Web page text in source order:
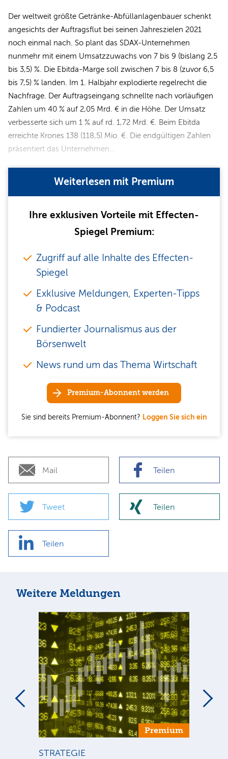
Der weltweit größte Getränke-Abfüllanlagenbauer schenkt
angesichts der Auftragsflut bei seinen Jahreszielen 2021
noch einmal nach. So plant das SDAX-Unternehmen
nunmehr mit einem Umsatzzuwachs von 7 bis 9 (bislang 2,5
bis 3,5) %. Die Ebitda-Marge soll zwischen 7 bis 8 (zuvor 6,5
bis 7,5) % landen. Im 1. Halbjahr explodierte regelrecht die
Nachfrage. Der Auftragseingang schnellte nach vorläufigen
Zahlen um 40 % auf 2,05 Mrd. € in die Höhe. Der Umsatz
verbesserte sich um 1 % auf rd. 1,72 Mrd. €. Beim Ebitda
erreichte Krones 138 (118,5) Mio. €. Die endgültigen Zahlen
präsentiert das Unternehmen…
Weiterlesen mit Premium
Ihre exklusiven Vorteile mit Effecten-
Spiegel Premium:
Zugriff auf alle Inhalte des Effecten-
Spiegel
Exklusive Meldungen, Experten-Tipps
& Podcast
Fundierter Journalismus aus der
Börsenwelt
News rund um das Thema Wirtschaft
Premium-Abonnent werden
Sie sind bereits Premium-Abonnent? Loggen Sie sich ein
Mail Teilen
Tweet Teilen
Teilen
Weitere Meldungen
Premium
STRATEGIE